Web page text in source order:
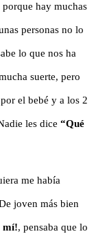
hay muchas
personas no lo
lo que nos ha
suerte, pero
el bebé y a los 2
les dice “Qué
me había
joven más bien
mí!, pensaba que lo